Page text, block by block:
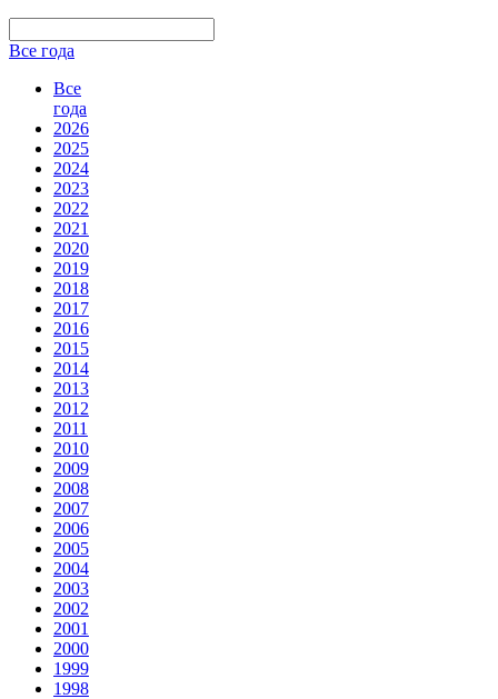
Все года
Все
года
2026
2025
2024
2023
2022
2021
2020
2019
2018
2017
2016
2015
2014
2013
2012
2011
2010
2009
2008
2007
2006
2005
2004
2003
2002
2001
2000
1999
1998